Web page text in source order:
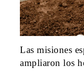
Las misiones
ampliaron los